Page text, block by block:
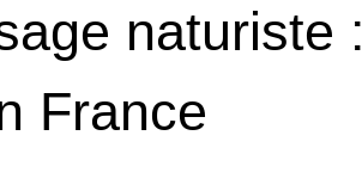
naturiste
France